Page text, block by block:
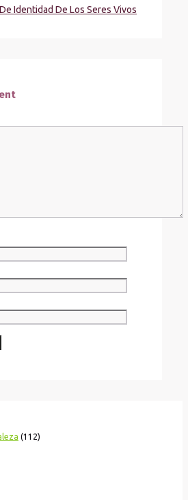
Identidad De Los Seres Vivos
(112)